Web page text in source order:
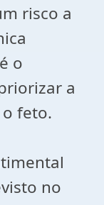
risco a
o
a
feto.
no